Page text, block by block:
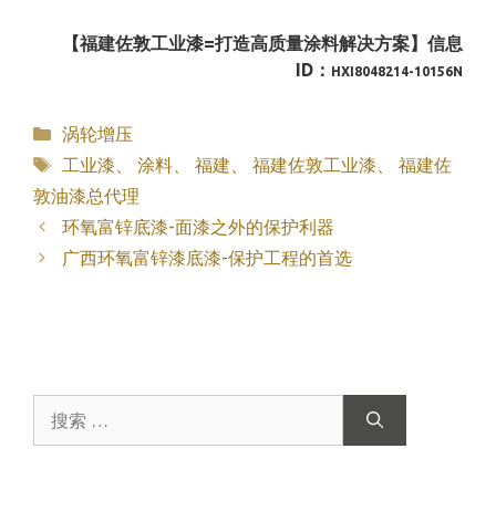
【福建佐敦工业漆=打造高质量涂料解决方案】信息
ID： HXI8048214-10156N
分
类
涡轮增压
标
签
工业漆 涂料、 福建 福建佐敦工业漆
福建佐
敦油漆总代理
环氧富锌底漆-面漆之外的保护利器
广西环氧富锌漆底漆-保护工程的首选
索：